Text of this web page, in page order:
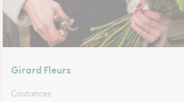
Girard Fleurs
Coutances